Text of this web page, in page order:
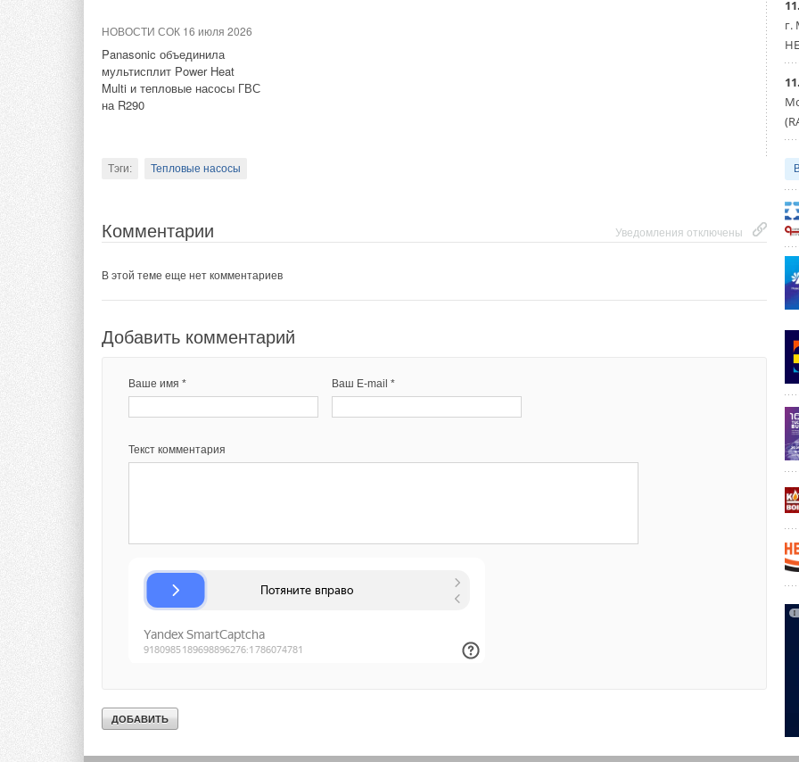
НОВОСТИ СОК 16 июля 2026
Panasonic объединила
мультисплит Power Heat
Multi и тепловые насосы ГВС
на R290
Тэги: Тепловые насосы
Уведомления отключены
Комментарии
В этой теме еще нет комментариев
Добавить комментарий
Ваше имя * Ваш E-mail *
Текст комментария
г.
Добавить комментарий